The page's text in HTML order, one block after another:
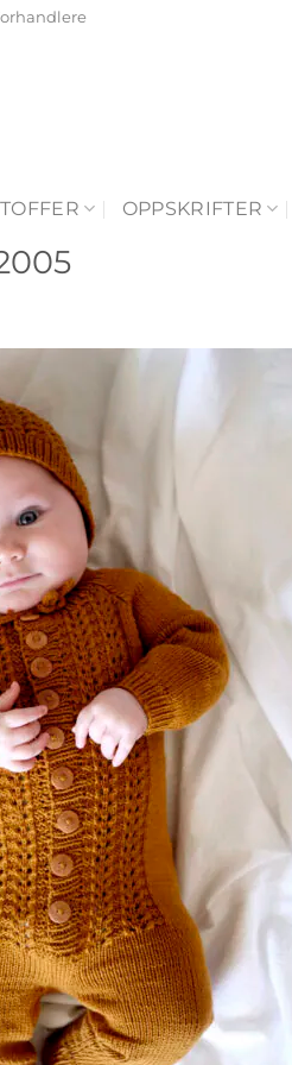
OPPSKRIFTER